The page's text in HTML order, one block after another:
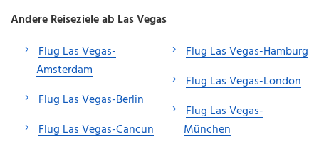
Andere Reiseziele ab Las Vegas
Flug Las Vegas-
Amsterdam
Flug Las Vegas-Berlin
Flug Las Vegas-Cancun
Flug Las Vegas-Hamburg
Flug Las Vegas-London
Flug Las Vegas-
München